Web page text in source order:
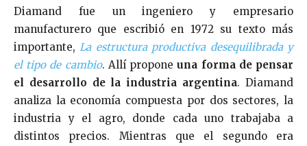
Diamand fue un ingeniero y empresario
manufacturero que escribió en 1972 su texto más
importante, La estructura productiva desequilibrada y
el tipo de cambio. Allí proponeuna forma de pensar
el desarrollo de la industria argentina. Diamand
analiza la economía compuesta por dos sectores, la
industria y el agro, donde cada uno trabajaba a
distintos precios. Mientras que el segundo era